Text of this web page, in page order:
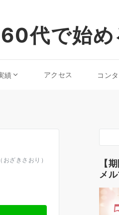
代で始め
績 アクセス コン
おざきさおり）
【
メ